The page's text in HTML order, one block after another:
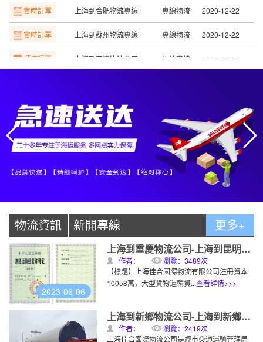
實時訂單 上海到蘇州物流專線 專線物流 2020-12-22
評價曬單 上海到天津物流公司 物流專線 2020-12-22
評價曬單 上海到長沙物流公司 物流專線 2020-12-22
評價曬單 上海到南昌物流公司 2020-12-22
物流專線 2020-12-22
物流專線 2020-12-22
物流資訊 新開專線 更多+
2023-06-06
上海到重慶物流公司-上海到昆明物流專線發車
作者：
瀏覽：3489次
【標題】上海佳合國際物流有限公司注冊資本
10058萬，大型貨物運輸資...查看詳情>>>
上海到新鄉物流公司-上海到新鄉物流專線發車
作者：
瀏覽：2419次
上海佳合國際物流公司是經市交通運輸管理局